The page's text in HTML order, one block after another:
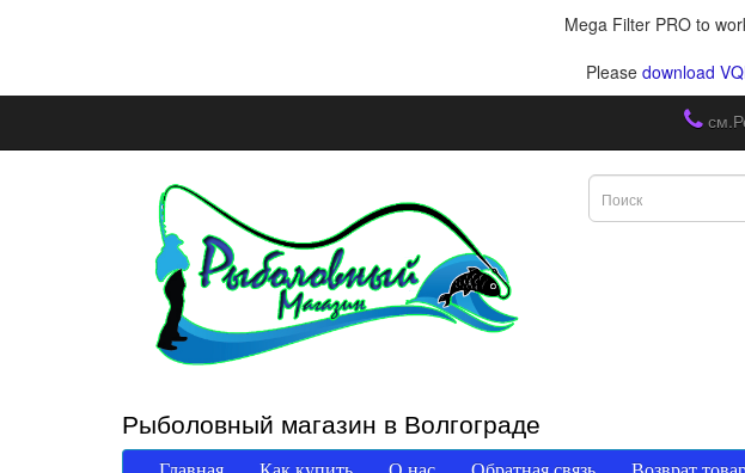
Mega Filter PRO to
Please download
Рыболовный магазин в Волгограде